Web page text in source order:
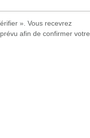
». Vous recevrez
afin de confirmer votre